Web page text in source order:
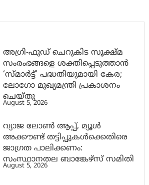
അഗ്രി-ഫുഡ് ചെറുകിട സൂക്ഷ്മ
സംരംഭങ്ങളെ ശക്തിപ്പെടുത്താന്‍
‘സ്മാര്‍ട്ട്’ പദ്ധതിയുമായി കേര;
ലോഗോ മുഖ്യമന്ത്രി പ്രകാശനം
ചെയ്തു
August 5, 2026
വ്യാജ ലോൺ ആപ്പ്, മ്യൂൾ
അക്കൗണ്ട് തട്ടിപ്പുകൾക്കെതിരെ
ജാ​ഗ്രത പാലിക്കണം:
സംസ്ഥാനതല ബാങ്കേഴ്സ് സമിതി
August 5, 2026